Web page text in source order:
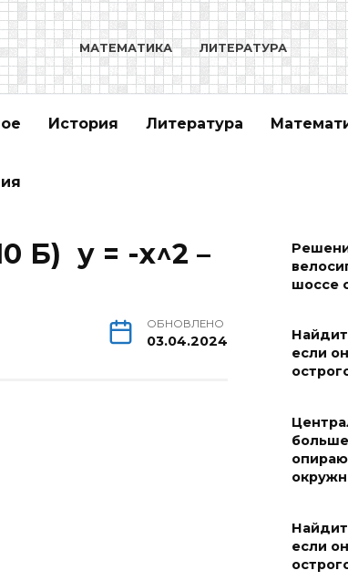
МАТЕМАТИКА ЛИТЕРАТУРА
История Литература
Б) у = -х^2 –
ОБНОВЛЕНО
03.04.2024
шоссе
если
больше
если